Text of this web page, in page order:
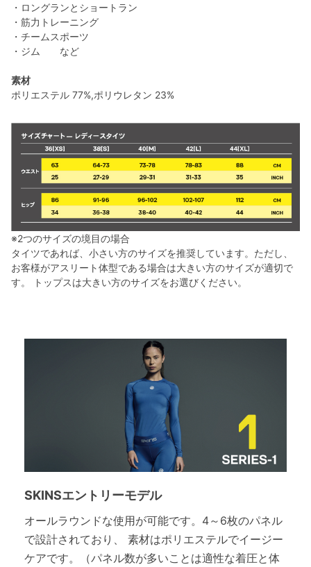
・ロングランとショートラン
・筋力トレーニング
・チームスポーツ
・ジム など
素材
ポリエステル 77%,ポリウレタン 23%
※2つのサイズの境目の場合
タイツであれば、小さい方のサイズを推奨しています。ただし、
お客様がアスリート体型である場合は大きい方のサイズが適切で
す。 トップスは大きい方のサイズをお選びください。
SKINSエントリーモデル
オールラウンドな使用が可能です。4～6枚のパネル
で設計されており、 素材はポリエステルでイージー
ケアです。（パネル数が多いことは適性な着圧と体